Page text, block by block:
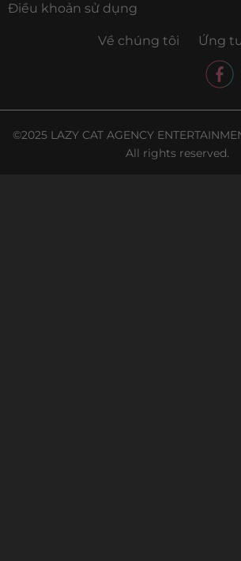
Điều khoản sử dụng
Về chúng tôi Ứng
©2025 LAZY CAT AGENCY
All rights reserved.